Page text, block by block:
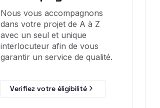
Nous vous accompagnons
dans votre projet de A à Z
avec un seul et unique
interlocuteur afin de vous
garantir un service de qualité.
Verifiez votre éligibilité